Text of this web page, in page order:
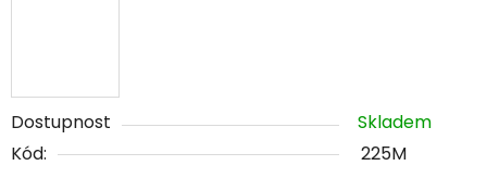
Dostupnost
Skladem
Kód:
225M